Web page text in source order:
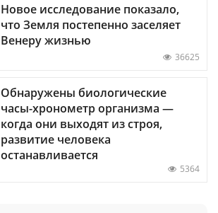
Новое исследование показало,
что Земля постепенно заселяет
Венеру жизнью
36625
Обнаружены биологические
часы-хронометр организма —
когда они выходят из строя,
развитие человека
останавливается
5364